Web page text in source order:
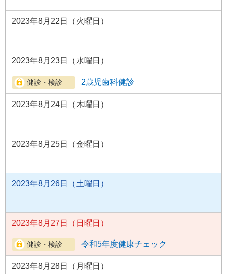
2023年8月22日（火曜日）
2023年8月23日（水曜日）
2歳児歯科健診
2023年8月24日（木曜日）
2023年8月25日（金曜日）
2023年8月26日（土曜日）
2023年8月27日（日曜日）
令和5年度健康チェック
2023年8月28日（月曜日）